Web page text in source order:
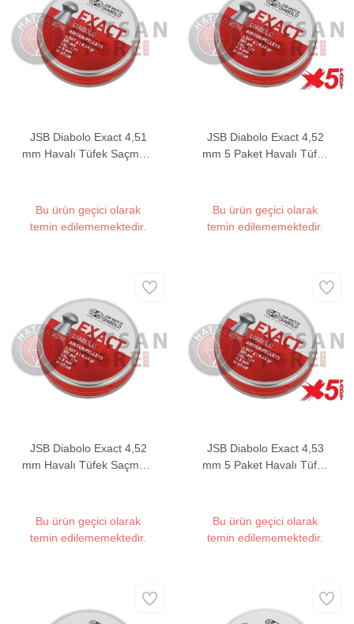
JSB Diabolo Exact 4,51
mm Havalı Tüfek Saçması
Bu ürün geçici olarak
temin edilememektedir.
JSB Diabolo Exact 4,52
mm 5 Paket Havalı Tüfek
Bu ürün geçici olarak
temin edilememektedir.
JSB Diabolo Exact 4,52
mm Havalı Tüfek Saçması
Bu ürün geçici olarak
temin edilememektedir.
JSB Diabolo Exact 4,53
mm 5 Paket Havalı Tüfek
Bu ürün geçici olarak
temin edilememektedir.